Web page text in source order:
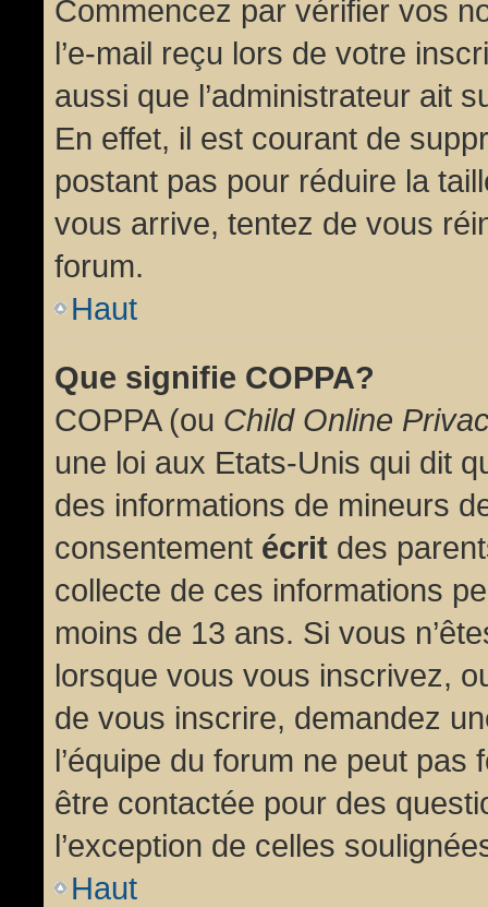
Commencez par vérifier vos
l’e-mail reçu lors de votre
aussi que l’administrateur ait
En effet, il est courant de
postant pas pour réduire la
vous arrive, tentez de vous
forum.
Haut
Que signifie COPPA?
COPPA (ou Child Online
une loi aux Etats-Unis qui dit
des informations de mineurs
consentement écrit des
collecte de ces informations
moins de 13 ans. Si vous
lorsque vous vous inscrivez,
de vous inscrire, demandez
l’équipe du forum ne peut
être contactée pour des
l’exception de celles
Haut